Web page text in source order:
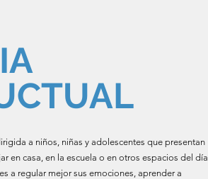
a niños, niñas y adolescentes que presentan
en casa, en la escuela o en otros espacios del día
a regular mejor sus emociones, aprender a